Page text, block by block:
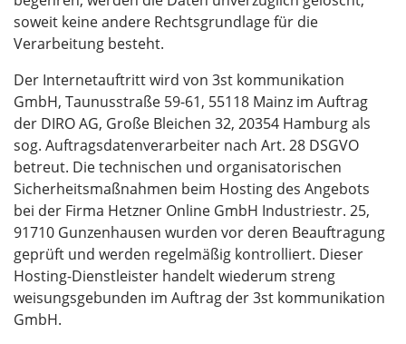
soweit keine andere Rechtsgrundlage für die
Verarbeitung besteht.
Der Internetauftritt wird von 3st kommunikation
GmbH, Taunusstraße 59-61, 55118 Mainz im Auftrag
der DIRO AG, Große Bleichen 32, 20354 Hamburg als
sog. Auftragsdatenverarbeiter nach Art. 28 DSGVO
betreut. Die technischen und organisatorischen
Sicherheitsmaßnahmen beim Hosting des Angebots
bei der Firma Hetzner Online GmbH Industriestr. 25,
91710 Gunzenhausen wurden vor deren Beauftragung
geprüft und werden regelmäßig kontrolliert. Dieser
Hosting-Dienstleister handelt wiederum streng
weisungsgebunden im Auftrag der 3st kommunikation
GmbH.